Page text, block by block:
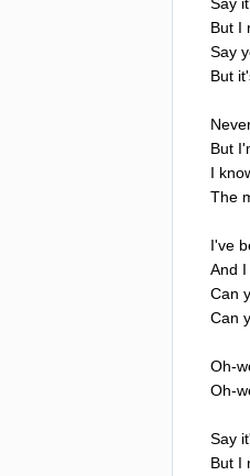
But I
Say
But
But
I
The
I've
And I
Can
Can
Oh-
Oh-
Say
But I